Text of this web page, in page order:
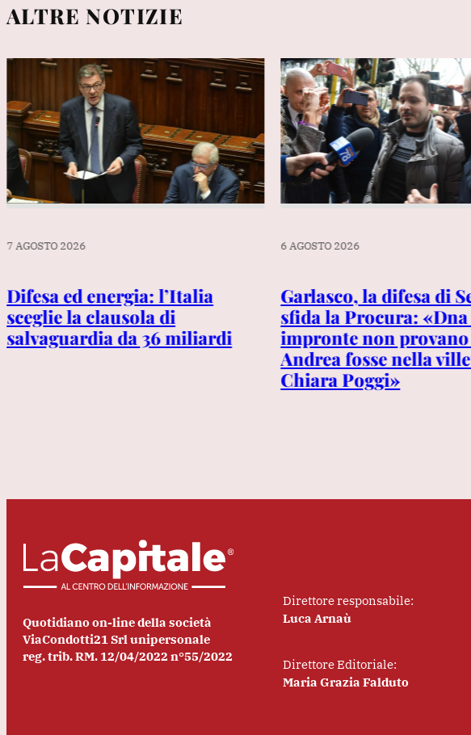
ALTRE NOTIZIE
7 AGOSTO 2026
Difesa ed energia: l’Italia
sceglie la clausola di
salvaguardia da 36 miliardi
6 AGOSTO 2026
Garlasco, la difesa di
sfida la Procura: «Dna
impronte non provano
Andrea fosse nella
Chiara Poggi»
Quotidiano on-line della società
ViaCondotti21 Srl unipersonale
reg. trib. RM. 12/04/2022 n°55/2022
Direttore responsabile:
Luca Arnaù
Direttore Editoriale:
Maria Grazia Falduto